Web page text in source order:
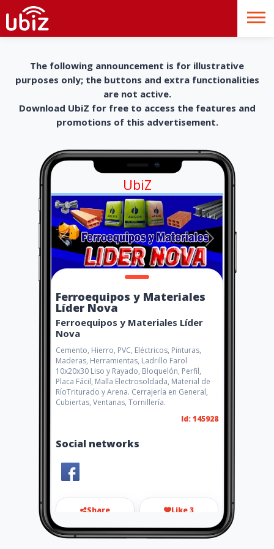
The following announcement is for illustrative
purposes only; the buttons and extra functionalities
are not active.
Download UbiZ for free to access the features and
promotions of this advertisement.
UbiZ
Ferroequipos y Materiales
Líder Nova
Ferroequipos y Materiales Líder
Nova
Cemento, Hierro, PVC, Eléctricos, Pinturas,
Maderas, Herramientas, Ladrillo Farol
10x20x30 Liso y Rayado, Bloquelón, Perfil,
Placa Fácil, Malla Electrosoldada, Material de
RíoTriturado y Arena. Cerrajería en General,
Cubiertas, Ventanas, Tornillería.
Id: 145928
Social networks
Share Like 3